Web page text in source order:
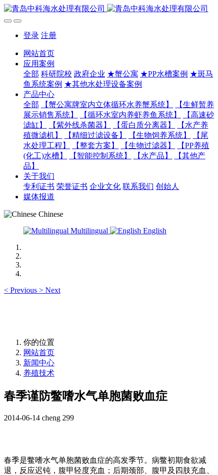
登录 注册
网站首页
应用案例
全部 科研院校 政府企业 ★蟹公寓 ★PP水槽案例 ★斑马
鱼系统案例 ★其他水处理设备案例
产品中心
全部
【蟹公寓牌室内立体循环水养蟹系统】
【生鲜暂养
展示销售系统】
【循环水室内养虾养鱼系统】
【高速砂
滤缸】
【紫外线杀菌器】 【蛋白质分离器】
【水产养
殖微滤机】
【精细过滤设备】 【生物饲养系统】
【尾
水处理工程】
【整套方案】 【生物过滤器】
【PP养殖
(化工)水槽】
【智能控制系统】 【水产品】
【其他产
品】
关于我们
专利证书 荣誉证书 企业文化 联系我们 创始人
媒体报道
Chinese
Multilingual
English
< Previous > Next
你的位置
网站首页
新闻中心
养殖技术
春季谨防鳖嗜水气单胞菌败血症
2014-06-14 cheng 299
春季是鳖嗜水气单胞菌败血症的高发季节。病鳖初期食欲减
退，反应迟钝，腹甲轻度充血；后期颈部、腹甲及四肢充血、